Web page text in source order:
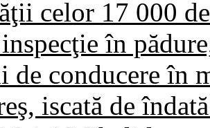
celor 17 000
în
de conducere în
iscată de